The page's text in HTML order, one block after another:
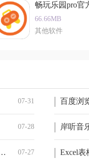
畅玩乐园pro官
66.66MB
其他软件
07-31 百度浏
07-28 岸听音
07-27 Excel表